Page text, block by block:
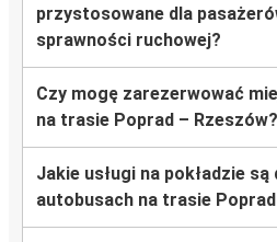
przystosowane dla
sprawności ruchowej?
Czy mogę zarezerwować
na trasie Poprad – Rzeszów?
Jakie usługi na pokładzie
autobusach na trasie